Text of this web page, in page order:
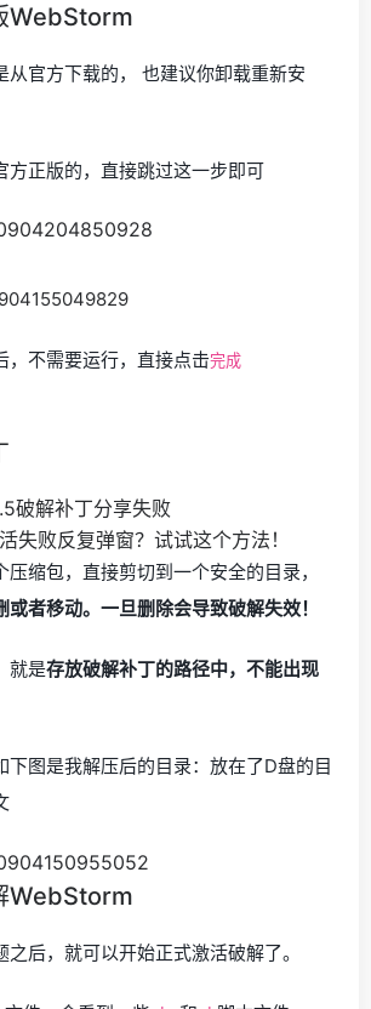
WebStorm
从官方下载的， 也建议你卸载重新安
方正版的，直接跳过这一步即可
，不需要运行，直接点击完成
缩包，直接剪切到一个安全的目录，
者移动。一旦删除会导致破解失效！
就是存放破解补丁的路径中，不能出现
下图是我解压后的目录：放在了D盘的目
WebStorm
之后，就可以开始正式激活破解了。